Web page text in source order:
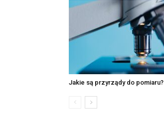
Jakie są przyrządy do pomiaru?